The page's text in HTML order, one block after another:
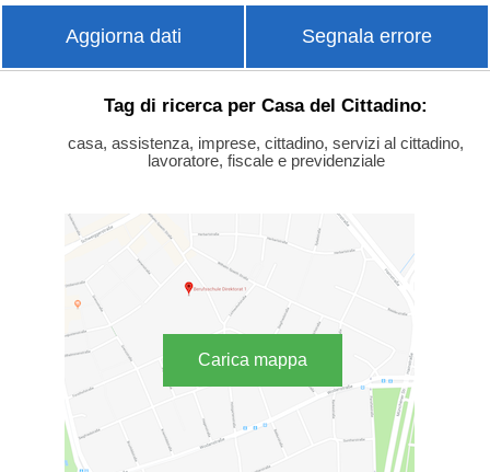
Aggiorna dati Segnala errore
Tag di ricerca per Casa del Cittadino:
casa, assistenza, imprese, cittadino, servizi al cittadino,
lavoratore, fiscale e previdenziale
Carica mappa